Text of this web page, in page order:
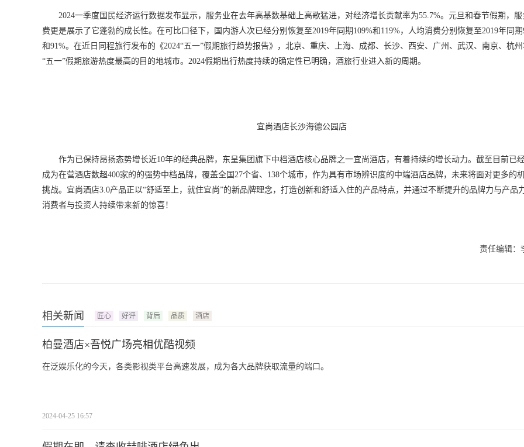
2024一季度国民经济运行数据发布显示，服务业在去年高基数基础上高歌猛进，对经济增长贡献率为55.7%。元旦和春节假期，服
费更是展示了它蓬勃的成长性。在可比口径下，国内游人次已经分别恢复至2019年同期109%和119%，人均消费分别恢复至2019年同期
和91%。在近日同程旅行发布的《2024“五一”假期旅行趋势报告》，北京、重庆、上海、成都、长沙、西安、广州、武汉、南京、杭
“五一”假期旅游热度最高的目的地城市。2024假期出行热度持续的确定性已明确，酒旅行业进入新的周期。
宜尚酒店长沙海德公园店
作为已保持昂扬态势增长近10年的经典品牌，东呈集团旗下中档酒店核心品牌之一宜尚酒店，有着持续的增长动力。截至目前已
成为在营酒店数超400家的的强势中档品牌，覆盖全国27个省、138个城市，作为具有市场辨识度的中端酒店品牌，未来将面对更多的
挑战。宜尚酒店3.0产品正以“舒适至上，就住宜尚”的新品牌理念，打造创新和舒适入住的产品特点，并通过不断提升的品牌力与产品
消费者与投资人持续带来新的惊喜！
责任编辑：
相关新闻 匠心 好评 背后 品质 酒店
柏曼酒店×吾悦广场亮相优酷视频
在泛娱乐化的今天，各类影视类平台高速发展，成为各大品牌获取流量的端口。
2024-04-25 16:57